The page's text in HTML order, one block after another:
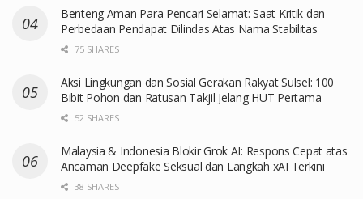
Benteng Aman Para Pencari Selamat: Saat Kritik dan
Perbedaan Pendapat Dilindas Atas Nama Stabilitas
75 SHARES
Aksi Lingkungan dan Sosial Gerakan Rakyat Sulsel: 100
Bibit Pohon dan Ratusan Takjil Jelang HUT Pertama
52 SHARES
Malaysia & Indonesia Blokir Grok AI: Respons Cepat atas
Ancaman Deepfake Seksual dan Langkah xAI Terkini
38 SHARES